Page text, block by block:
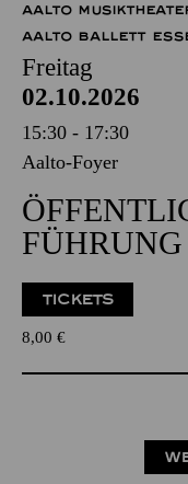
AALTO
AALTO BALLETT
Freitag
02.10.2026
15:30 - 17:30
Aalto-Foyer
FÜHRUNG
TICKETS
8,00 €